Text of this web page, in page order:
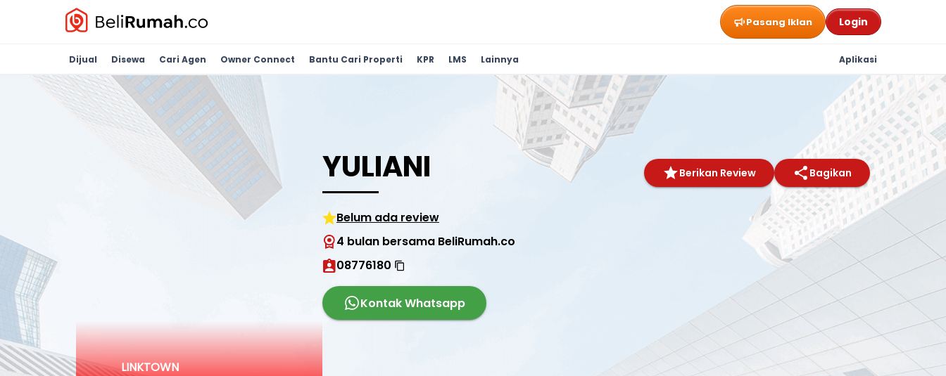
Pasang Iklan Login
Dijual Disewa Cari Agen Owner Connect Bantu Cari Properti KPR LMS Lainnya Aplikasi
LINKTOWN
YULIANI Berikan Review Bagikan
Belum ada review
4 bulan bersama BeliRumah.co
08776180
Kontak Whatsapp